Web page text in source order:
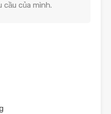
cầu của mình.